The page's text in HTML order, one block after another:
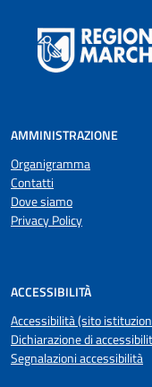
AMMINISTRAZIONE
Organigramma
Contatti
Dove siamo
Privacy Policy
ACCESSIBILITÀ
Accessibilità (sito
Dichiarazione di
Segnalazioni accessibilità